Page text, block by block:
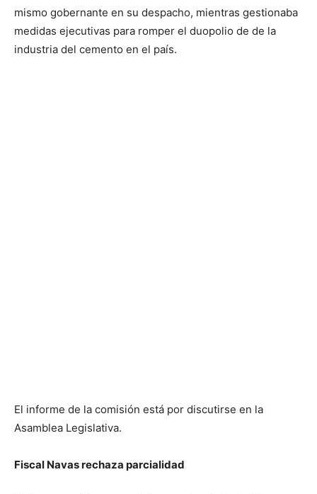
mismo gobernante en su despacho, mientras gestionaba
medidas ejecutivas para romper el duopolio de de la
industria del cemento en el país.
El informe de la comisión está por discutirse en la
Asamblea Legislativa.
Fiscal Navas rechaza parcialidad